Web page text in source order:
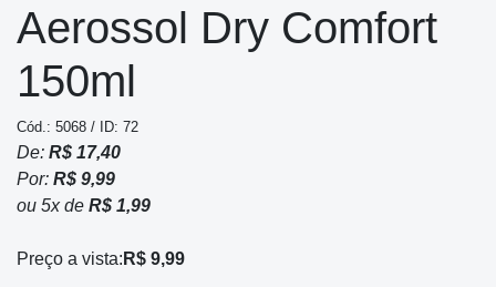
Aerossol Dry Comfort
150ml
Cód.: 5068 / ID: 72
De: R$ 17,40
Por: R$ 9,99
ou 5xde R$ 1,99
Preço a vista: R$ 9,99